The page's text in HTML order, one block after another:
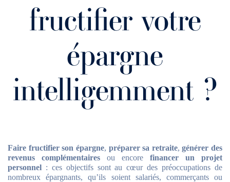
fructifier votre
épargne
intelligemment ?
Faire fructifier son épargne, préparer sa retraite,générer des
revenus complémentaires ou encore financer un projet
personnel : ces objectifs sont au cœur des préoccupations de
nombreux épargnants, qu’ils soient salariés, commerçants ou